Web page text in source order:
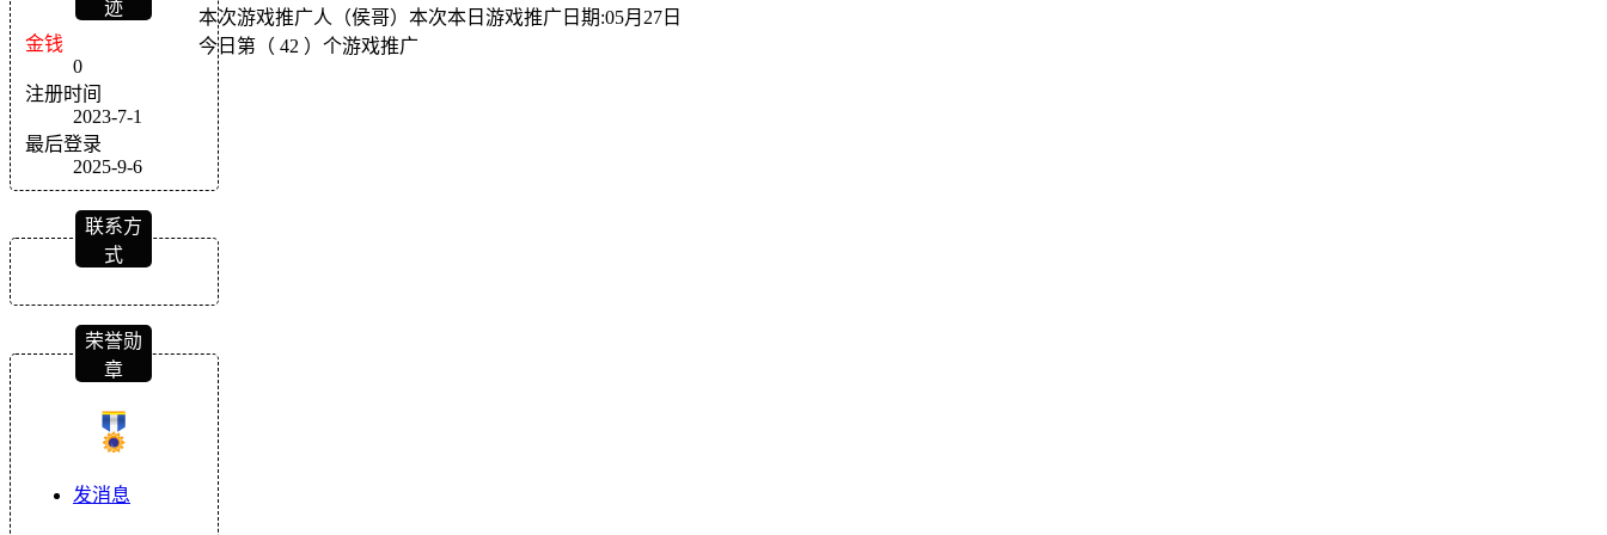
迹
金钱
0
注册时间
2023-7-1
最后登录
2025-9-6
联系方
式
荣誉勋
章
发消息
本次游戏推广人（侯哥）本次本日游戏推广日期:05月27日
今日第（ 42 ）个游戏推广